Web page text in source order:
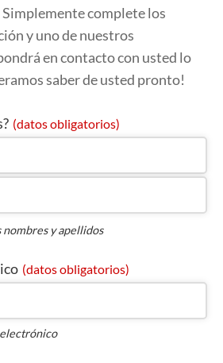
complete los
y uno de nuestros
en contacto con usted lo
saber de usted pronto!
(datos obligatorios)
y apellidos
(datos obligatorios)